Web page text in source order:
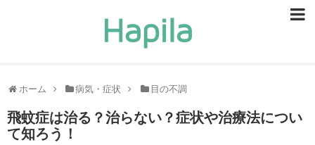
ホーム 病気・症状 目の不調
飛蚊症は治る？治らない？症状や治療法につい
て知ろう！
ヘアケア
ヘルスケア